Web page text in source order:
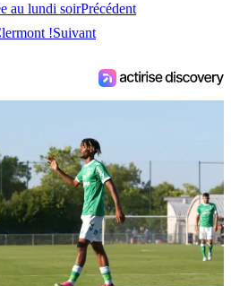
au lundi soirPrécédent
!Suivant